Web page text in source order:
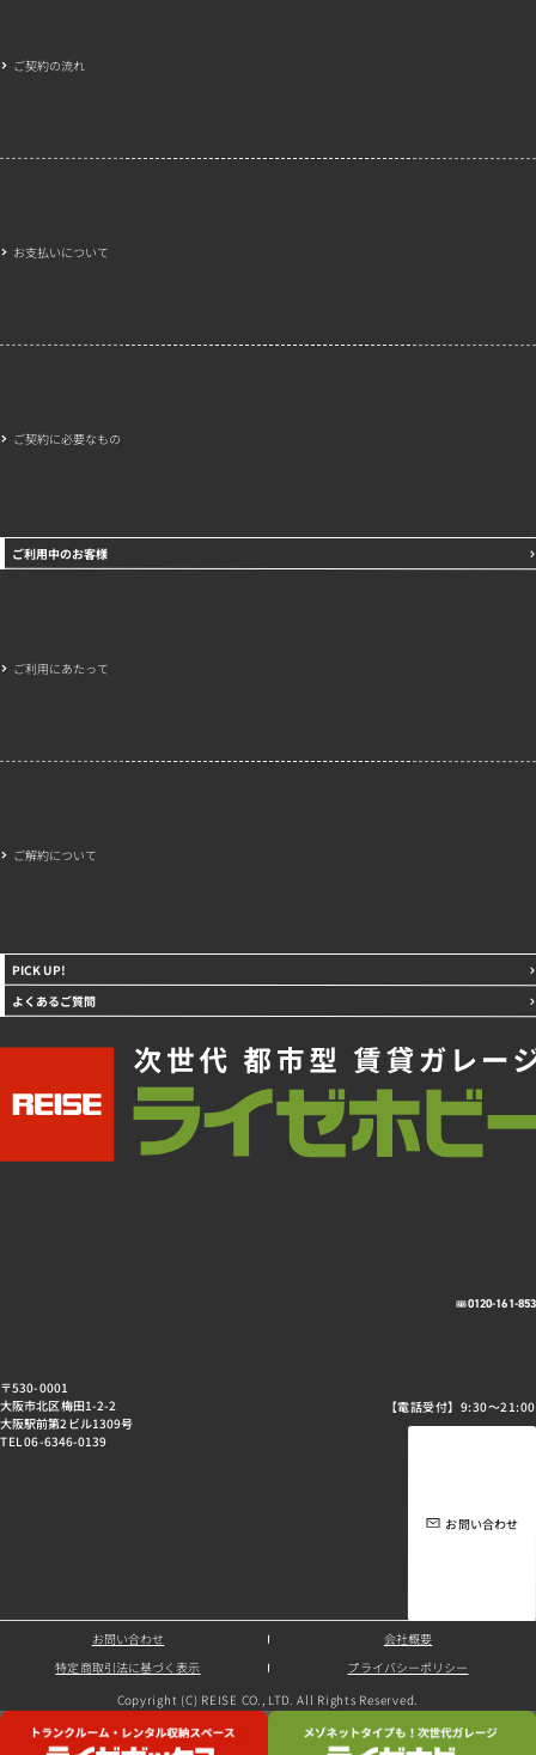
〒530-0001
大阪市北区梅田1-2-2
大阪駅前第2ビル1309号
TEL 06-6346-0139
0120-161-853
【電話受付】9:30～21:00
お問い合わせ
ご契約の流れ
お支払いについて
ご契約に必要なもの
ご利用中のお客様
ご利用にあたって
ご解約について
PICK UP!
よくあるご質問
お問い合わせ 会社概要
特定商取引法に基づく表示 プライバシーポリシー
Copyright (C) REISE CO., LTD. All Rights Reserved.